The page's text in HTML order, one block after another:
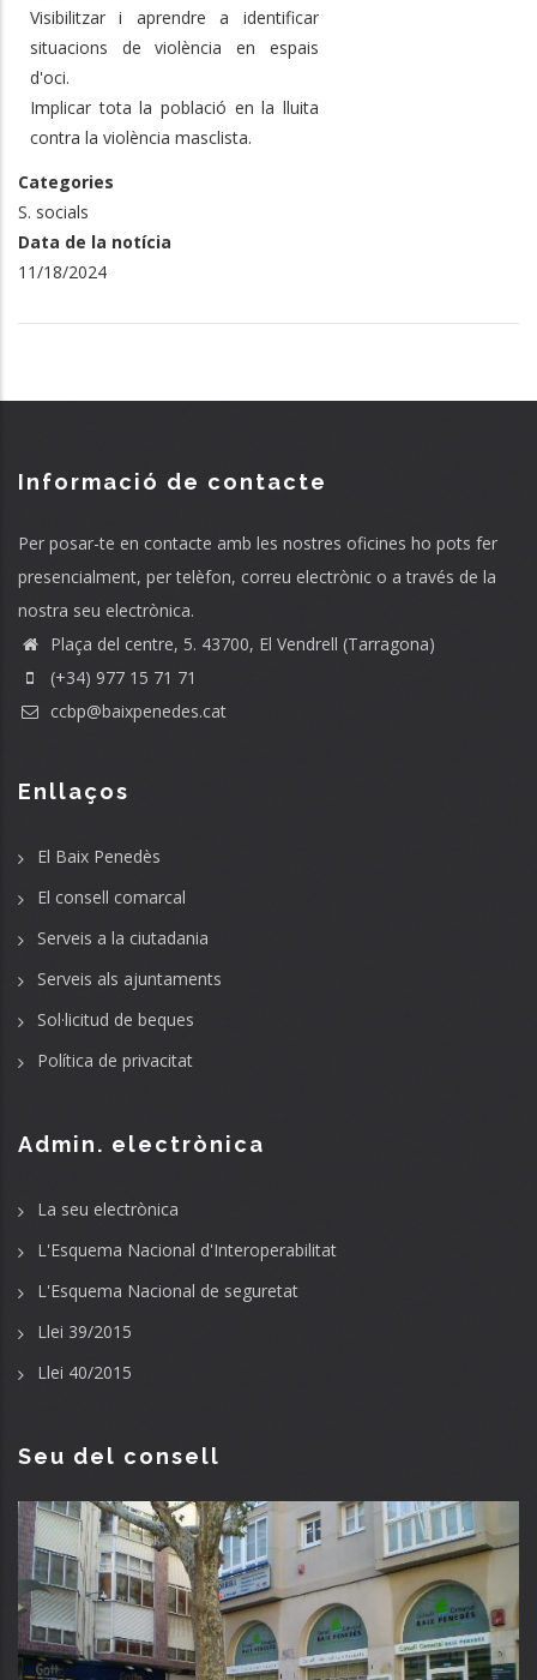
Visibilitzar i aprendre a identificar
situacions de violència en espais
d'oci.
Implicar tota la població en la lluita
contra la violència masclista.
Categories
S. socials
Data de la notícia
11/18/2024
Informació de contacte
Per posar-te en contacte amb les nostres oficines ho pots fer
presencialment, per telèfon, correu electrònic o a través de la
nostra seu electrònica.
Plaça del centre, 5. 43700, El Vendrell (Tarragona)
(+34) 977 15 71 71
ccbp@baixpenedes.cat
Enllaços
El Baix Penedès
El consell comarcal
Serveis a la ciutadania
Serveis als ajuntaments
Sol·licitud de beques
Política de privacitat
Admin. electrònica
La seu electrònica
L'Esquema Nacional d'Interoperabilitat
L'Esquema Nacional de seguretat
Llei 39/2015
Llei 40/2015
Seu del consell